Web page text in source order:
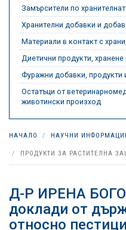
Замърсители по
Хранителни добавки и
Материали в контакт с
Диетични продукти, хранене
Фуражни добавки, продукти
Остатъци от
животински произход
НАЧАЛО НАУЧНИ
ПРОДУКТИ ЗА РАСТИТЕЛНА
Д-Р ИРЕНА
доклади от
относно